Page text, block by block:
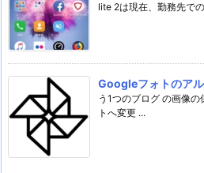
lite 2は現在、勤務先で
Googleフォトのア
う1つのブログ の画像
トへ変更 ...